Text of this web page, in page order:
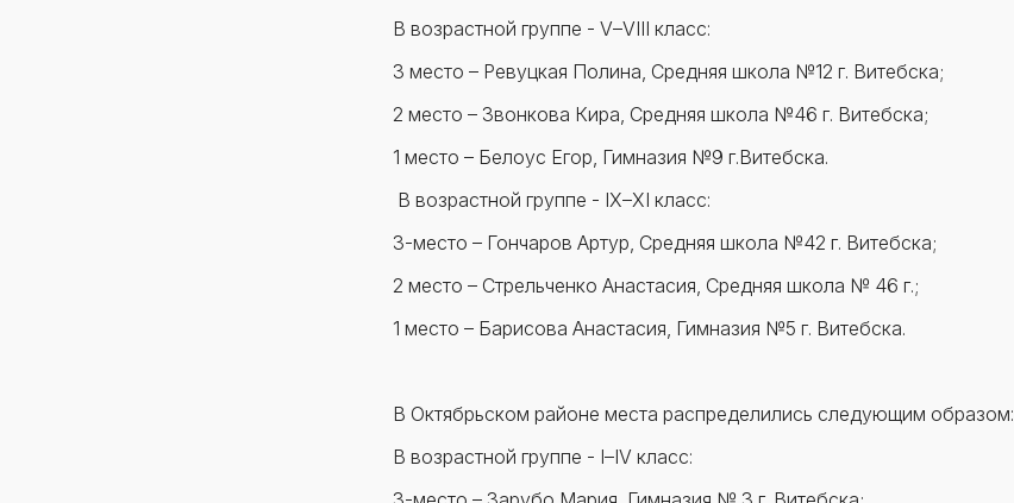
В возрастной группе - V–VIII класс:
3 место – Ревуцкая Полина, Средняя школа №12 г. Витебска;
2 место – Звонкова Кира, Средняя школа №46 г. Витебска;
1 место – Белоус Егор, Гимназия №9 г.Витебска.
В возрастной группе - IX–XI класс:
3-место – Гончаров Артур, Средняя школа №42 г. Витебска;
2 место – Стрельченко Анастасия, Средняя школа № 46 г.;
1 место – Барисова Анастасия, Гимназия №5 г. Витебска.
В Октябрьском районе места распределились следующим образом:
В возрастной группе - I–IV класс: